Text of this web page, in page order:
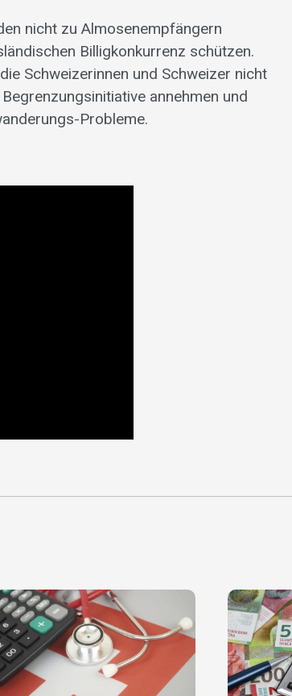
nicht zu Almosenempfängern
Billigkonkurrenz schützen.
Schweizerinnen und Schweizer nicht
annehmen und
Probleme.